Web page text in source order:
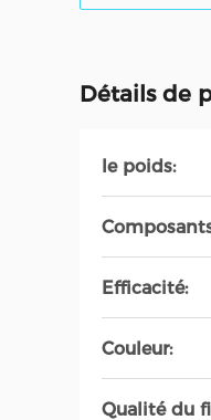
Détails de
le poids:
Efficacité:
Couleur:
Qualité du